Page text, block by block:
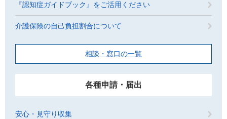
『認知症ガイドブック』をご活用ください
介護保険の自己負担割合について
相談・窓口の一覧
各種申請・届出
安心・見守り収集